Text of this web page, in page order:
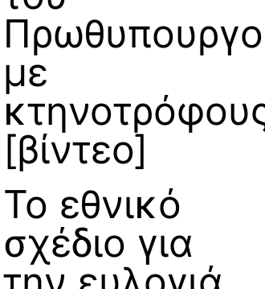
με
[βίντεο]
Το εθνικό
σχέδιο για